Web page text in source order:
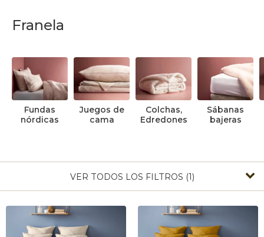
Franela
Fundas
nórdicas
Juegos de
cama
Colchas,
Edredones
Sábanas
bajeras
VER TODOS LOS FILTROS (1)